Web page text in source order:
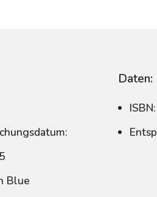
Blue
Daten: